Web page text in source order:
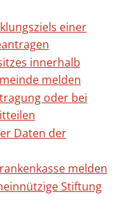
einer
innerhalb
melden
oder bei
Daten der
melden
Stiftung